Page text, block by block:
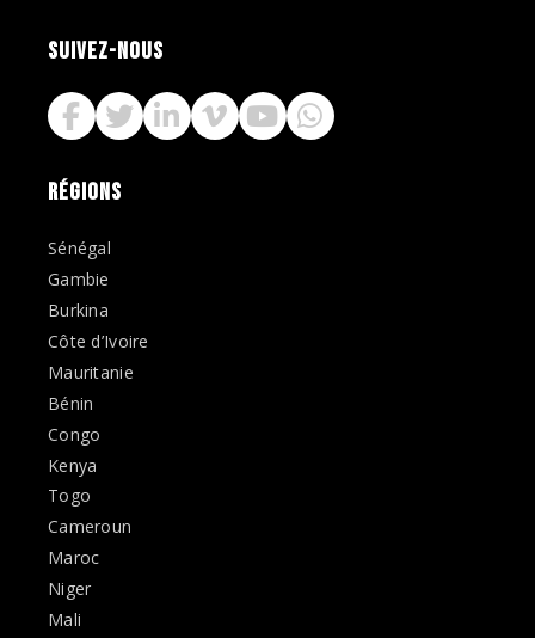
SUIVEZ-NOUS
RÉGIONS
Sénégal
Gambie
Burkina
Côte d’Ivoire
Mauritanie
Bénin
Congo
Kenya
Togo
Cameroun
Maroc
Niger
Mali